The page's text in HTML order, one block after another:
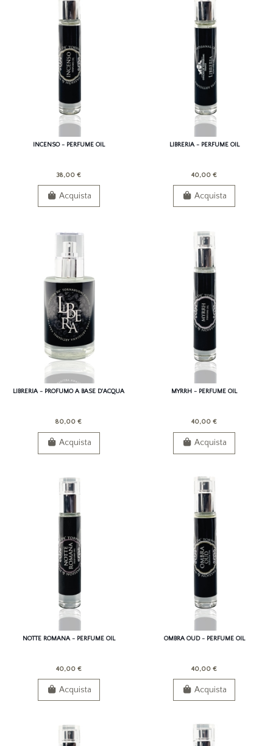
INCENSO - PERFUME OIL
38,00 €
Acquista
LIBRERIA - PERFUME OIL
40,00 €
Acquista
LIBRERIA - PROFUMO A BASE D'ACQUA
80,00 €
Acquista
MYRRH - PERFUME OIL
40,00 €
Acquista
NOTTE ROMANA - PERFUME OIL
40,00 €
Acquista
OMBRA OUD - PERFUME OIL
40,00 €
Acquista